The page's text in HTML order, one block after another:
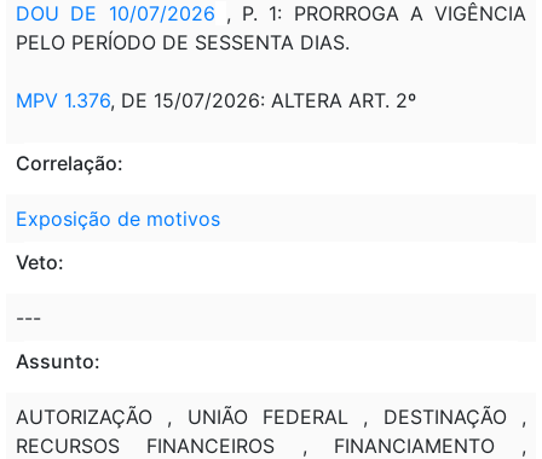
DOU DE 10/07/2026 , P. 1: PRORROGA A VIGÊNCIA
PELO PERÍODO DE SESSENTA DIAS.
MPV 1.376, DE 15/07/2026: ALTERA ART. 2º
Correlação:
Exposição de motivos
Veto:
---
Assunto:
AUTORIZAÇÃO , UNIÃO FEDERAL , DESTINAÇÃO ,
RECURSOS FINANCEIROS , FINANCIAMENTO ,